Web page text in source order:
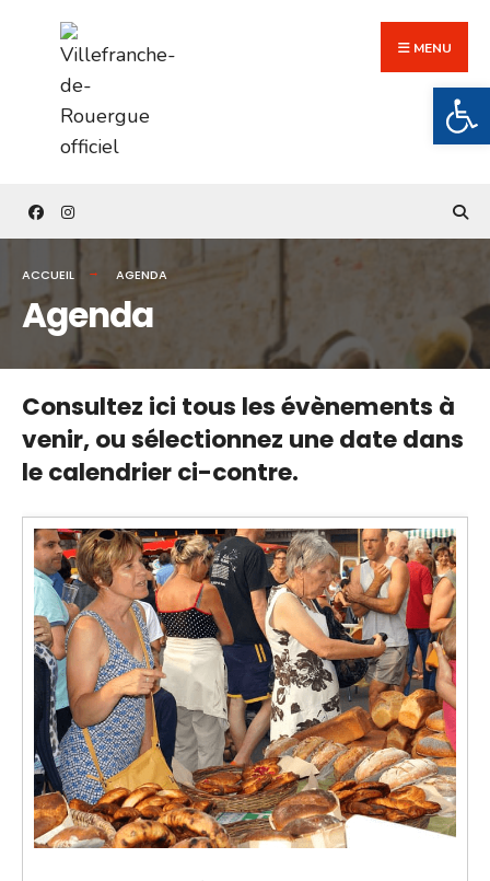
content
MENU
ACCUEIL AGENDA
Agenda
Consultez ici tous les évènements à
venir,ou sélectionnez une date dans
le calendrier ci-contre.
for: